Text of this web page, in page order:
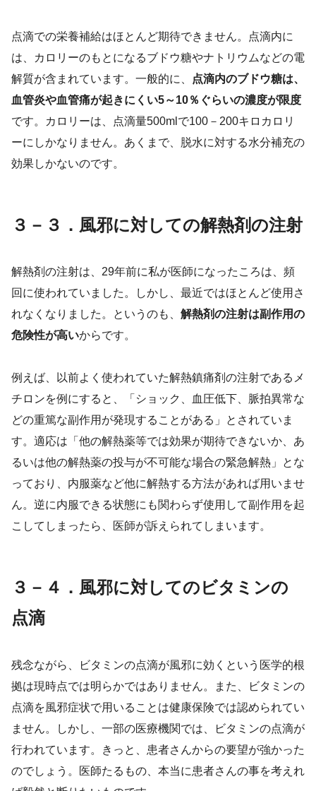
点滴での栄養補給はほとんど期待できません。点滴内に
は、カロリーのもとになるブドウ糖やナトリウムなどの電
解質が含まれています。一般的に、
点滴内のブドウ糖は、
血管炎や血管痛が起きにくい5～10％ぐらいの濃度が限度
です。カロリーは、点滴量500mlで100－200キロカロリ
ーにしかなりません。あくまで、脱水に対する水分補充の
効果しかないのです。
３－３．風邪に対しての解熱剤の注射
解熱剤の注射は、29年前に私が医師になったころは、頻
回に使われていました。しかし、最近ではほとんど使用さ
れなくなりました。というのも、 解熱剤の注射は副作用の
危険性が高いからです。
例えば、以前よく使われていた解熱鎮痛剤の注射であるメ
チロンを例にすると、「ショック、血圧低下、脈拍異常な
どの重篤な副作用が発現することがある」とされていま
す。適応は「他の解熱薬等では効果が期待できないか、あ
るいは他の解熱薬の投与が不可能な場合の緊急解熱」とな
っており、内服薬など他に解熱する方法があれば用いませ
ん。逆に内服できる状態にも関わらず使用して副作用を起
こしてしまったら、医師が訴えられてしまいます。
３－４．風邪に対してのビタミンの
点滴
残念ながら、ビタミンの点滴が風邪に効くという医学的根
拠は現時点では明らかではありません。また、ビタミンの
点滴を風邪症状で用いることは健康保険では認められてい
ません。しかし、一部の医療機関では、ビタミンの点滴が
行われています。きっと、患者さんからの要望が強かった
のでしょう。医師たるもの、本当に患者さんの事を考えれ